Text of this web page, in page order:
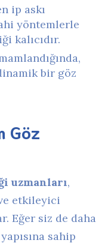
ip askı
yöntemlerle
kalıcıdır.
bir göz
Göz
uzmanları,
etkileyici
Eğer siz de daha
sahip